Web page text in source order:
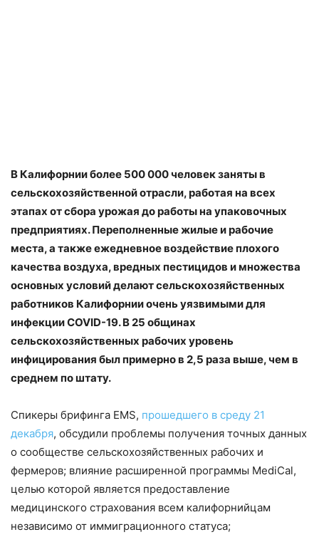
В Калифорнии более 500 000 человек заняты в
сельскохозяйственной отрасли, работая на всех
этапах от сбора урожая до работы на упаковочных
предприятиях. Переполненные жилые и рабочие
места, а также ежедневное воздействие плохого
качества воздуха, вредных пестицидов и множества
основных условий делают сельскохозяйственных
работников Калифорнии очень уязвимыми для
инфекции COVID-19. В 25 общинах
сельскохозяйственных рабочих уровень
инфицирования был примерно в 2,5 раза выше, чем в
среднем по штату.
Спикеры брифинга EMS, прошедшего в среду 21
декабря, обсудили проблемы получения точных данных
о сообществе сельскохозяйственных рабочих и
фермеров; влияние расширенной программы MediCal,
целью которой является предоставление
медицинского страхования всем калифорнийцам
независимо от иммиграционного статуса;